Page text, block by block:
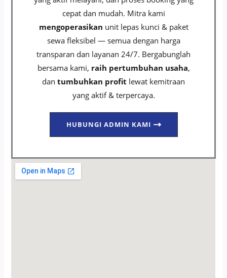
cepat dan mudah. Mitra kami
mengoperasikan unit lepas kunci & paket
sewa fleksibel — semua dengan harga
transparan dan layanan 24/7. Bergabunglah
bersama kami, raih pertumbuhan usaha,
dan tumbuhkan profit lewat kemitraan
yang aktif & terpercaya.
HUBUNGI ADMIN KAMI